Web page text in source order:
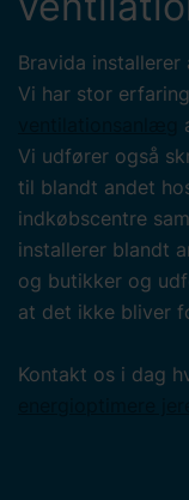
Bravida
Vi har stor
Vi udfører også
til blandt andet
indkøbscentre
installerer blandt
og butikker og
at det ikke bliver
Kontakt os i dag